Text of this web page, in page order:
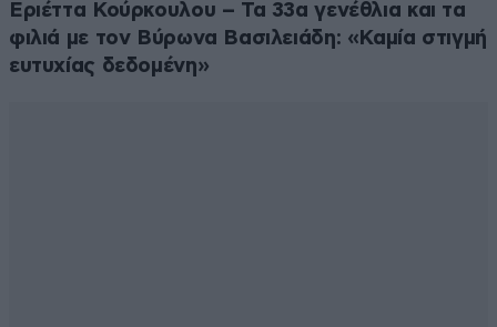
Εριέττα Κούρκουλου – Τα 33α γενέθλια και τα
φιλιά με τον Βύρωνα Βασιλειάδη: «Καμία στιγμή
ευτυχίας δεδομένη»